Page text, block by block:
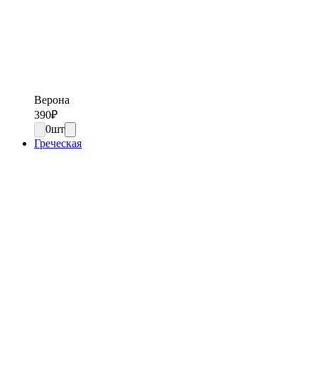
Верона
390₽
0шт
Греческая